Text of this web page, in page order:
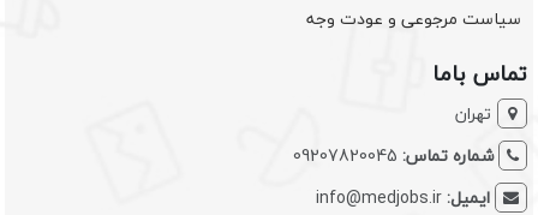
سیاست مرجوعی و عودت وجه
تماس باما
تهران
شماره تماس: 09207820045
ایمیل:info@medjobs.ir